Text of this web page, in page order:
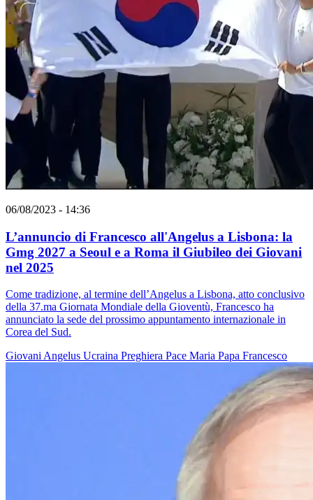
06/08/2023 - 14:36
L’annuncio di Francesco all'Angelus a Lisbona: la
Gmg 2027 a Seoul e a Roma il Giubileo dei Giovani
nel 2025
Come tradizione, al termine dell’Angelus a Lisbona, atto conclusivo
della 37.ma Giornata Mondiale della Gioventù, Francesco ha
annunciato la sede del prossimo appuntamento internazionale in
Corea del Sud.
Giovani Angelus Ucraina Preghiera Pace Maria Papa Francesco